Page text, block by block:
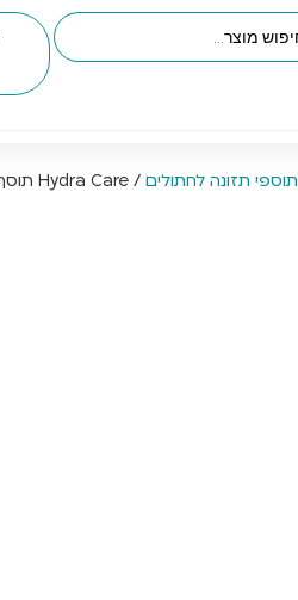
תוספי תזונה לחתולים / Hydra Care תוסף מזון לחתולים המגביר צריכת נוזלים – מארז 10 יח’